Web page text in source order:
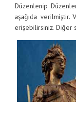
Düzenlenip
aşağıda
erişebilirsiniz. Diğer